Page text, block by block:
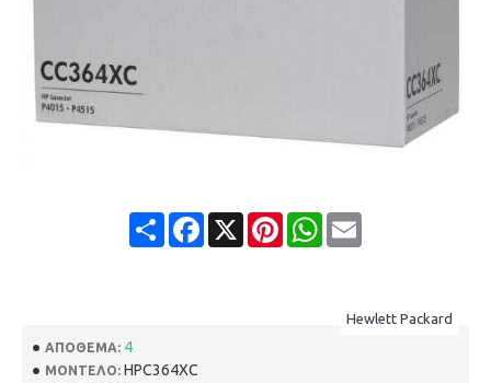
ShareFacebook
X PinterestWhatsApp
Email
ΑΠΌΘΕΜΑ: 4
ΜΟΝΤΈΛΟ: HPC364XC
Hewlett Packard